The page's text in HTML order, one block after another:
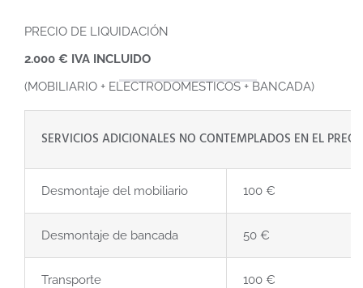
PRECIO DE LIQUIDACIÓN
2.000 € IVA INCLUIDO
(MOBILIARIO + ELECTRODOMÉSTICOS + BANCADA)
SERVICIOS ADICIONALES NO CONTEMPLADOS EN EL
Desmontaje del mobiliario 100 €
Desmontaje de bancada 50 €
Transporte 100 €